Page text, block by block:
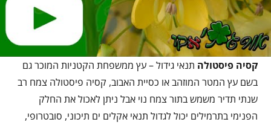
קסיה פיסטולה תנאי גידול – עץ ממשפחת הקטניות המוכר גם
בשם עץ המטר המוזהב או כסיית האבוב, קסיה פיסטולה צמח רב
שנתי תדיר משמש בתור צמח נוי אבל ניתן לאכול את החלק
הפנימי בתרמילים יכול לגדול תנאי אקלים ים תיכוני, סובטרופי,